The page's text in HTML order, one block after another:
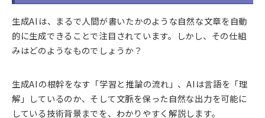
生成AIは、まるで人間が書いたかのような自然な文章を自動
的に生成できることで注目されています。しかし、その仕組
みはどのようなものでしょうか？
生成AIの根幹をなす「学習と推論の流れ」、AIは言語を「理
解」しているのか、そして文脈を保った自然な出力を可能に
している技術背景までを、わかりやすく解説します。